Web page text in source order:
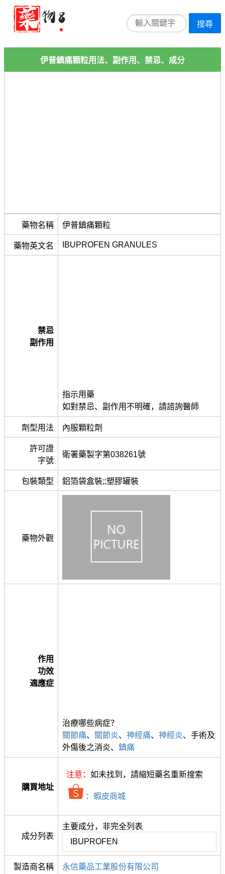
搜尋
伊普鎮痛顆粒用法、副作用、禁忌、成分
藥物名稱 伊普鎮痛顆粒
藥物英文名 IBUPROFEN GRANULES
禁忌
副作用
指示用藥
如對禁忌、副作用不明確，請諮詢醫師
劑型用法 內服顆粒劑
許可證
字號
衛署藥製字第038261號
包裝類型 鋁箔袋盒裝;;塑膠罐裝
藥物外觀
作用
功效
適應症
治療哪些病症？
關節痛、 關節炎、 神經痛、 神經炎、手術及
外傷後之消炎、 鎮痛
購買地址
注意： 如未找到，請縮短藥名重新搜索
：蝦皮商城
成分列表
主要成分，非完全列表
IBUPROFEN
製造商名稱 永信藥品工業股份有限公司